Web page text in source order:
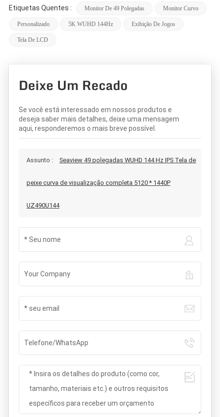
Etiquetas Quentes : Monitor De 49 Polegadas Monitor Curvo
Personalizado 5K WUHD 144Hz Exibição De Jogos
Tela De LCD
Deixe Um Recado
Se você está interessado em nossos produtos e
deseja saber mais detalhes, deixe uma mensagem
aqui, responderemos o mais breve possível.
Assunto : Seaview 49 polegadas WUHD 144 Hz IPS Tela de
peixe curva de visualização completa 5120 * 1440P
UZ490U144